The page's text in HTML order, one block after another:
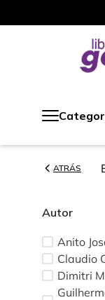
ATRÁS
Autor
Anito
Claudio
Dimitri